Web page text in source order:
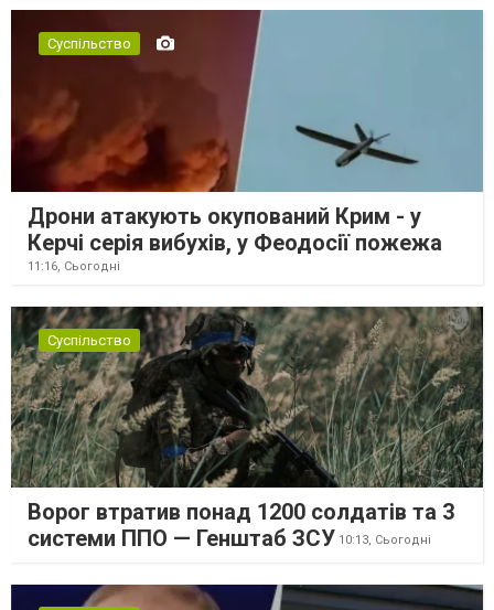
Суспільство
Дрони атакують окупований Крим - у
Керчі серія вибухів, у Феодосії пожежа
11:16, Сьогодні
Суспільство
Ворог втратив понад 1200 солдатів та 3
системи ППО — Генштаб ЗСУ 10:13, Сьогодні